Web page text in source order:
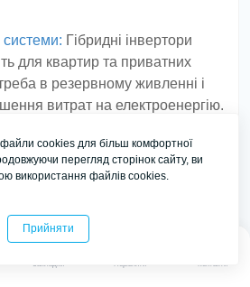
Закладки
0
Порівняти Контакти
Гібридні інвертори
для квартир та приватних
в резервному живленні і
витрат на електроенергію.
зниження витрат на
і забезпечення резервного
Підходять для віддалених
де доступ до централізованої
cookies для більш комфортної
перегляд сторінок сайту, ви
використання файлів cookies.
Прийняти